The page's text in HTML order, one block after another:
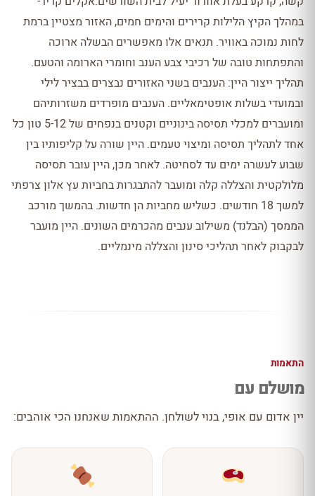
במהלך הקיץ הלילות קרירים והימים חמים, האזור מצטיין ברמת
לחות נמוכה באוויר. תנאים אלו מאפשרים הבשלה ארוכה
והתפתחות טובה של רכיבי צבע הענב וחומרי הארומה והטעם.
תהליך ייצור היין: הענבים בשני האזורים נבצרים בבציר לילי
ובמועדי בשלות אופטימאליים. הענבים מופרדים משזרותיהם
ומועברים למכלי תסיסה בינוניים וקטנים בנפחים של 5-12 טון כל
אחד לתהליך תסיסה ומיצוי טעמים. היין שורה על קליפותיו בין
שבוע לעשרה ימים עד לסחיטה. לאחר מכן, היין עובר תסיסה
מלולקטית והצללה קלה ומועבר להתבגרות בחביות עץ אלון צרפתי
למשך 18 חודשים. כשליש מחביות הן חדשות. בהמשך מורכב
הממסך (הבלנד) משילוב ענבים מהכרמים השונים. היין מועבר
לבקבוק לאחר תהליכי סינון והצללה מינמליים.
התאמות
מושלם עם
יין אדום עם אופי, בנוי לשולחן. ההתאמות שאנחנו הכי אוהבים: